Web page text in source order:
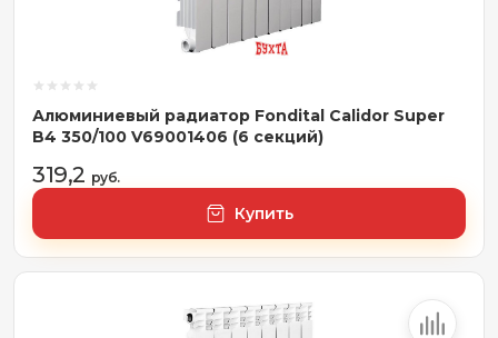
Алюминиевый радиатор Fondital Calidor Super
B4 350/100 V69001406 (6 секций)
319,2 руб.
Купить